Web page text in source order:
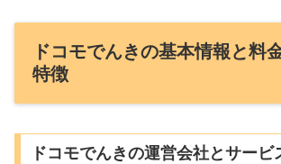
ドコモでんきの基本情報と料
特徴
ドコモでんきの運営会社とサービ